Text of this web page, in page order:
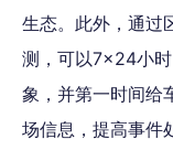
生态。此外，通过
测，可以7×24小
象，并第一时间给
场信息，提高事件